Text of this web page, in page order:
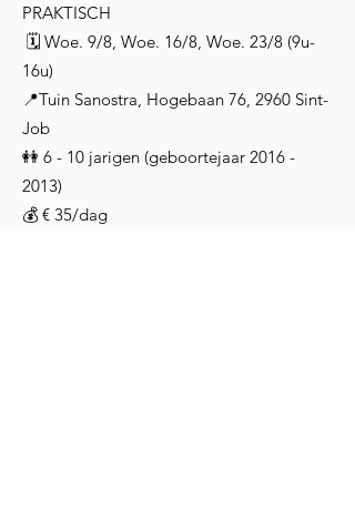
PRAKTISCH
🗓 Woe. 9/8, Woe. 16/8, Woe. 23/8 (9u-
16u)
📍Tuin Sanostra, Hogebaan 76, 2960 Sint-
Job
👭 6 - 10 jarigen (geboortejaar 2016 -
2013)
💰 € 35/dag